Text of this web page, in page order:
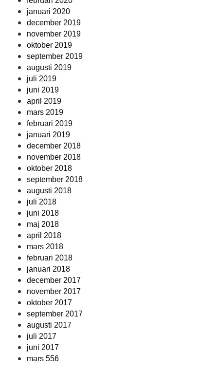
januari 2020
december 2019
november 2019
oktober 2019
september 2019
augusti 2019
juli 2019
juni 2019
april 2019
mars 2019
februari 2019
januari 2019
december 2018
november 2018
oktober 2018
september 2018
augusti 2018
juli 2018
juni 2018
maj 2018
april 2018
mars 2018
februari 2018
januari 2018
december 2017
november 2017
oktober 2017
september 2017
augusti 2017
juli 2017
juni 2017
mars 556